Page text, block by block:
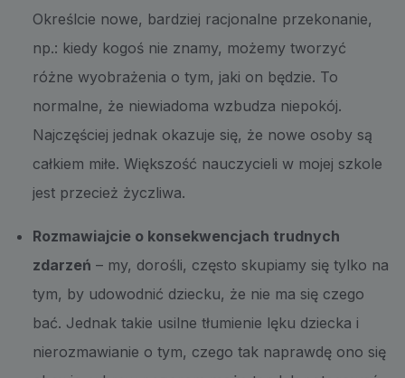
Określcie nowe, bardziej racjonalne przekonanie,
np.: kiedy kogoś nie znamy, możemy tworzyć
różne wyobrażenia o tym, jaki on będzie. To
normalne, że niewiadoma wzbudza niepokój.
Najczęściej jednak okazuje się, że nowe osoby są
całkiem miłe. Większość nauczycieli w mojej szkole
jest przecież życzliwa.
Rozmawiajcie o konsekwencjach trudnych
zdarzeń – my, dorośli, często skupiamy się tylko na
tym, by udowodnić dziecku, że nie ma się czego
bać. Jednak takie usilne tłumienie lęku dziecka i
nierozmawianie o tym, czego tak naprawdę ono się